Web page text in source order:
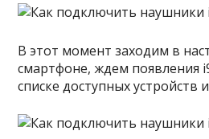
В этот момент заходим в
смартфоне, ждем появления
списке доступных устройств